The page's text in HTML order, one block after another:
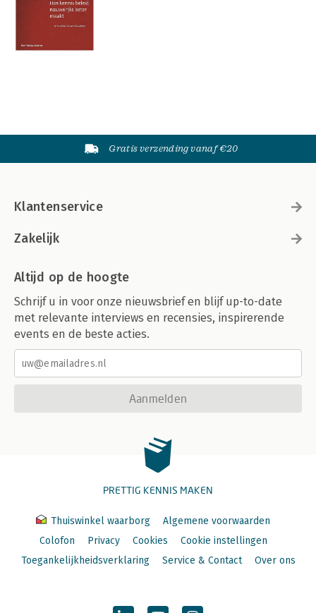
Gratis verzending vanaf €20
Klantenservice
Zakelijk
Altijd op de hoogte
Schrijf u in voor onze nieuwsbrief en blijf up-to-date
met relevante interviews en recensies, inspirerende
events en de beste acties.
Aanmelden
PRETTIG KENNIS MAKEN
Thuiswinkel waarborg
Algemene voorwaarden
Colofon
Privacy Cookies
Cookie instellingen
Toegankelijkheidsverklaring
Service & Contact Over ons